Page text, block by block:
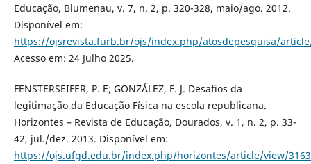
Educação, Blumenau, v. 7, n. 2, p. 320-328, maio/ago. 2012.
Disponível em:
https://ojsrevista.furb.br/ojs/index.php/atosdepesquisa/
Acesso em: 24 Julho 2025.
FENSTERSEIFER, P. E; GONZÁLEZ, F. J. Desafios da
legitimação da Educação Física na escola republicana.
Horizontes – Revista de Educação, Dourados, v. 1, n. 2, p. 33-
42, jul./dez. 2013. Disponível em:
https://ojs.ufgd.edu.br/index.php/horizontes/article/view/3163